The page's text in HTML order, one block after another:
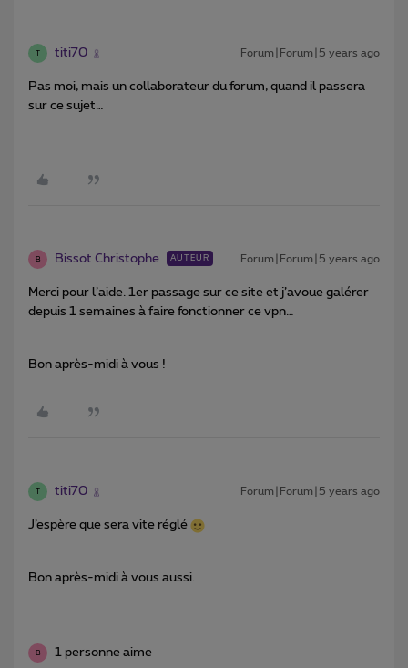
T titi70 Forum|Forum|5 years ago
Pas moi, mais un collaborateur du forum, quand il passera
sur ce sujet…
B Bissot Christophe AUTEUR Forum|Forum|5 years ago
Merci pour l’aide. 1er passage sur ce site et j’avoue galérer
depuis 1 semaines à faire fonctionner ce vpn…
Bon après-midi à vous !
T titi70 Forum|Forum|5 years ago
J’espère que sera vite réglé
Bon après-midi à vous aussi.
B 1 personne aime